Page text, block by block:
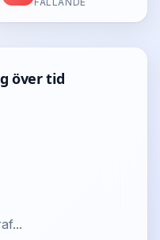
över tid